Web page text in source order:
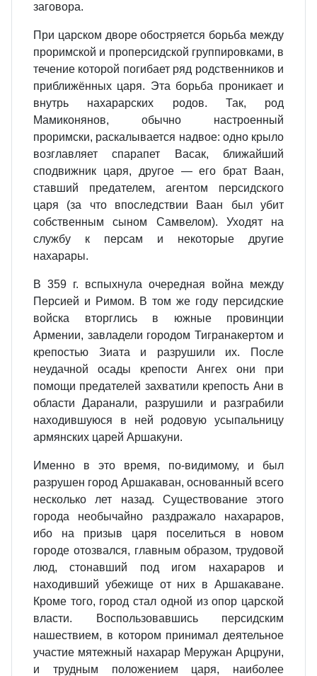
заговора.
При царском дворе обостряется борьба между
проримской и проперсидской группировками, в
течение которой погибает ряд родственников и
приближённых царя. Эта борьба проникает и
внутрь нахарарских родов. Так, род
Мамиконянов, обычно настроенный
проримски, раскалывается надвое: одно крыло
возглавляет спарапет Васак, ближайший
сподвижник царя, другое — его брат Ваан,
ставший предателем, агентом персидского
царя (за что впоследствии Ваан был убит
собственным сыном Самвелом). Уходят на
службу к персам и некоторые другие
нахарары.
В 359 г. вспыхнула очередная война между
Персией и Римом. В том же году персидские
войска вторглись в южные провинции
Армении, завладели городом Тигранакертом и
крепостью Зиата и разрушили их. После
неудачной осады крепости Ангех они при
помощи предателей захватили крепость Ани в
области Даранали, разрушили и разграбили
находившуюся в ней родовую усыпальницу
армянских царей Аршакуни.
Именно в это время, по‐видимому, и был
разрушен город Аршакаван, основанный всего
несколько лет назад. Существование этого
города необычайно раздражало нахараров,
ибо на призыв царя поселиться в новом
городе отозвался, главным образом, трудовой
люд, стонавший под игом нахараров и
находивший убежище от них в Аршакаване.
Кроме того, город стал одной из опор царской
власти. Воспользовавшись персидским
нашествием, в котором принимал деятельное
участие мятежный нахарар Меружан Арцруни,
и трудным положением царя, наиболее